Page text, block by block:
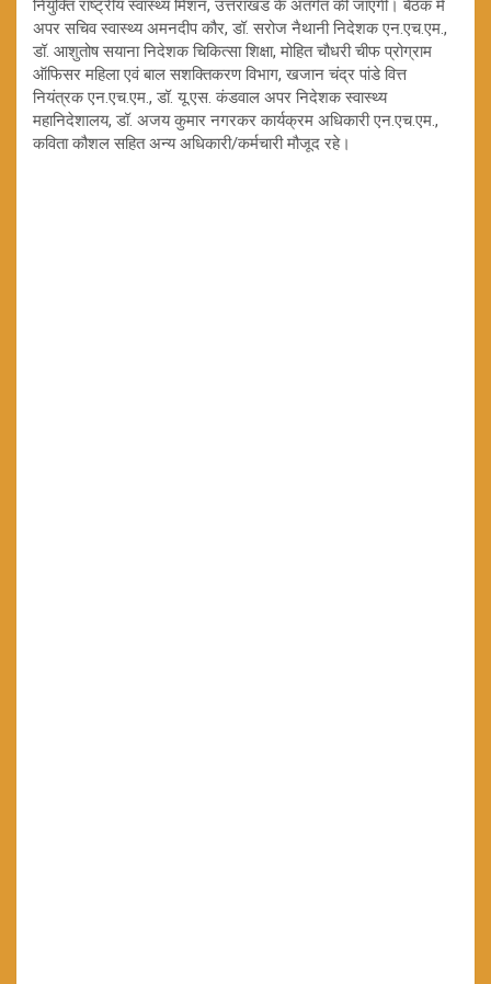
नियुक्ति राष्ट्रीय स्वास्थ्य मिशन, उत्तराखंड के अंतर्गत की जाएगी। बैठक में
अपर सचिव स्वास्थ्य अमनदीप कौर, डॉ. सरोज नैथानी निदेशक एन.एच.एम.,
डॉ. आशुतोष सयाना निदेशक चिकित्सा शिक्षा, मोहित चौधरी चीफ प्रोग्राम
ऑफिसर महिला एवं बाल सशक्तिकरण विभाग, खजान चंद्र पांडे वित्त
नियंत्रक एन.एच.एम., डॉ. यू.एस. कंडवाल अपर निदेशक स्वास्थ्य
महानिदेशालय, डॉ. अजय कुमार नगरकर कार्यक्रम अधिकारी एन.एच.एम.,
कविता कौशल सहित अन्य अधिकारी/कर्मचारी मौजूद रहे।